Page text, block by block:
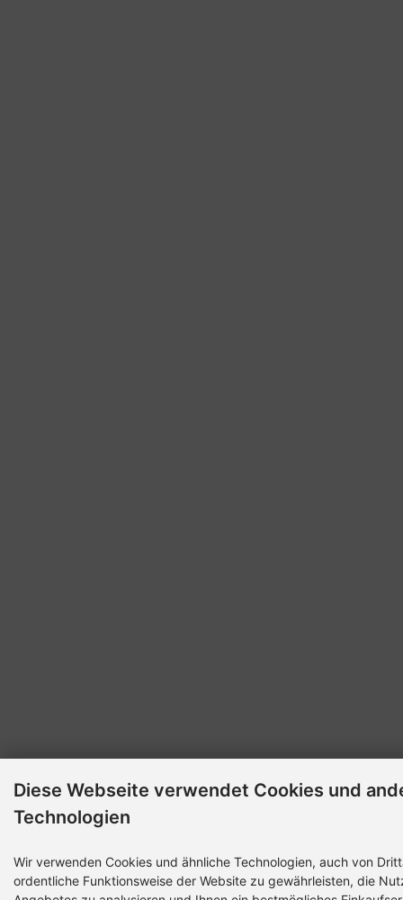
Diese Webseite verwendet Cookies und
Technologien
Wir verwenden Cookies und ähnliche Technologien, auch von
ordentliche Funktionsweise der Website zu gewährleisten, die